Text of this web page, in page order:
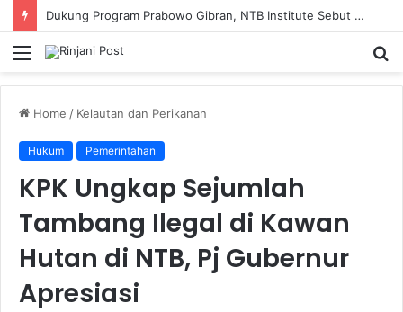
Dukung Program Prabowo Gibran, NTB Institute Sebut MBG dan Kopdes Solusi Percepatan Pembangunan Daerah 3T
Menu
Home / Kelautan dan Perikanan
Hukum Pemerintahan
KPK Ungkap Sejumlah
Tambang Ilegal di Kawan
Hutan di NTB, Pj Gubernur
Apresiasi